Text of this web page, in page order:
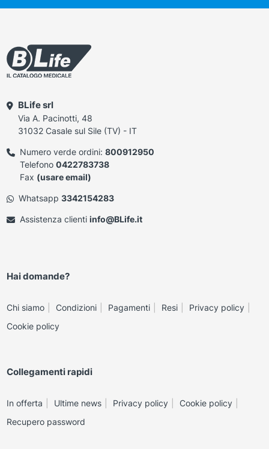
BLife srl
Via A. Pacinotti, 48
31032 Casale sul Sile (TV) - IT
Numero verde ordini: 800912950
Telefono 0422783738
Fax (usare email)
Whatsapp 3342154283
Assistenza clienti info@BLife.it
Hai domande?
Chi siamo Condizioni Pagamenti Resi
Privacy policy
Cookie policy
Collegamenti rapidi
In offerta Ultime news Privacy policy
Cookie policy
Recupero password